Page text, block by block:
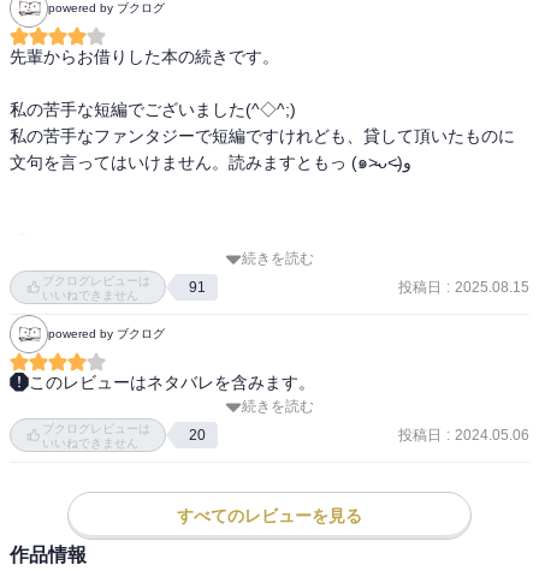
powered by ブクログ
先輩からお借りした本の続きです。
私の苦手な短編でございました(^◇^;)
私の苦手なファンタジーで短編ですけれども、貸して頂いたものに
文句を言ってはいけません。読みますともっ (๑˃̵ᴗ˂̵)و
端午、桜花宮前の馬場において競馬が行われる。神事の中で、選り
すぐられた大烏の背に乗ったまま、土器で作られた赤い鹿の像に向
けて矢を射る儀式が行われる。
その儀式に抜擢されたのは雪哉だった。
そんな折、若宮のお后候補だった美女・真赭の薄（ますほのすす
き）に縁談がもちあがり、、、
『すみのさくら』
南家の姫でありながら、両親が政権争いに敗れて殺されたため山烏
として育った過去を持つ浜木綿の幼い頃の話。
続きを読む
ブクログレビューは
いいねできません
91 投稿日 : 2025.08.15
powered by ブクログ
このレビューはネタバレを含みます。
番外編として本筋の間に何があったかという作品集ですね。
平安時代もそんな感じだったのかなぁ。
続きを読む
ブクログレビューは
いいねできません
20 投稿日 : 2024.05.06
すべてのレビューを見る
作品情報